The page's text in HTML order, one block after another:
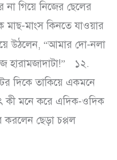
গিয়ে নিজের ছেলের
মাংস কিনতে যাওয়ার
উঠলেন, “আমার দো-নলা
১২.
দিকে তাকিয়ে একমনে
কী মনে করে এদিক-ওদিক
করলেন ছেড়া চপ্পল